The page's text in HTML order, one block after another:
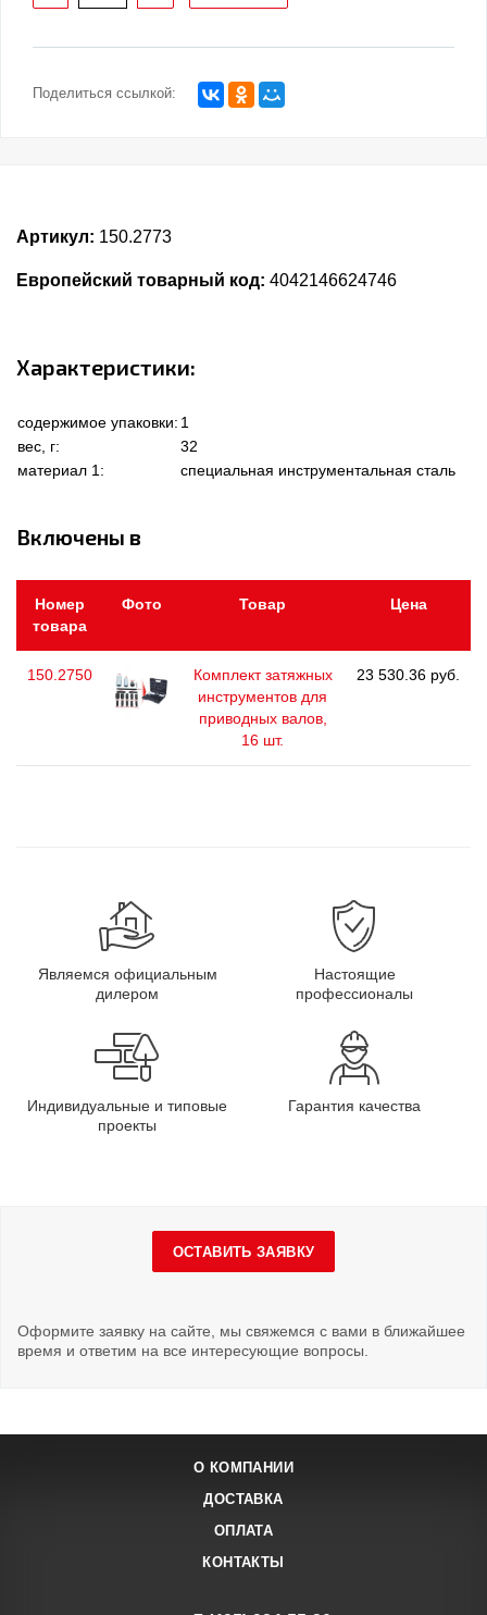
Поделиться ссылкой:
Артикул: 150.2773
Европейский товарный код: 4042146624746
Характеристики:
содержимое упаковки: 1
вес, г:
32
материал 1:
специальная инструментальная сталь
Включены в
Номер
товара
Фото Товар Цена
150.2750
Комплект затяжных
инструментов для
приводных валов,
16 шт.
23 530.36 руб.
Являемся официальным
дилером
Настоящие
профессионалы
Индивидуальные и типовые
проекты
Гарантия качества
ОСТАВИТЬ ЗАЯВКУ
Оформите заявку на сайте, мы свяжемся с вами в ближайшее
время и ответим на все интересующие вопросы.
О КОМПАНИИ
ДОСТАВКА
ОПЛАТА
КОНТАКТЫ